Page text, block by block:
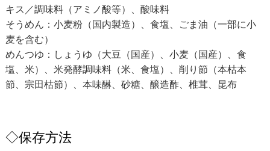
キス／調味料（アミノ酸等）、酸味料
そうめん：小麦粉（国内製造）、食塩、ごま油（一部に小
麦を含む）
めんつゆ：しょうゆ（大豆（国産）、小麦（国産）、食
塩、米）、米発酵調味料（米、食塩）、削り節（本枯本
節、宗田枯節）、本味醂、砂糖、醸造酢、椎茸、昆布
◇保存方法